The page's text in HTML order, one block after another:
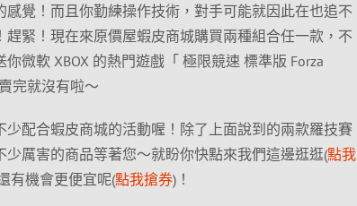
覺！而且你勤練操作技術，對手可能就因此在也追不
趕緊！現在來原價屋蝦皮商城購買兩種組合任一款，不
微軟 XBOX 的熱門遊戲「 極限競速 標準版 Forza
完就沒有啦～
配合蝦皮商城的活動喔！除了上面說到的兩款羅技賽
厲害的商品等著您～就盼你快點來我們這邊逛逛(點我
有機會更便宜呢(點我搶券)！